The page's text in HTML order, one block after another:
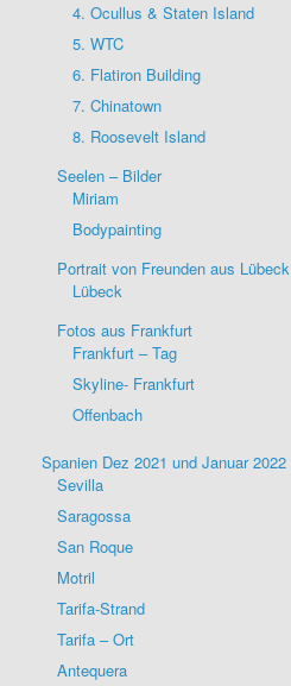
4. Ocullus & Staten Island
5. WTC
6. Flatiron Building
7. Chinatown
8. Roosevelt Island
Seelen – Bilder
Miriam
Bodypainting
Portrait von Freunden aus Lübeck
Lübeck
Fotos aus Frankfurt
Frankfurt – Tag
Skyline- Frankfurt
Offenbach
Spanien Dez 2021 und Januar 2022
Sevilla
Saragossa
San Roque
Motril
Tarifa-Strand
Tarifa – Ort
Antequera